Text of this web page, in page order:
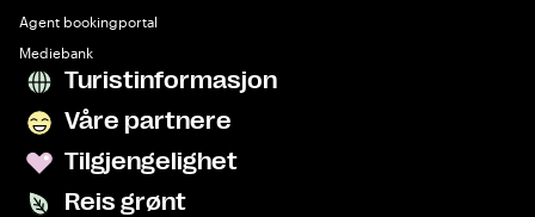
Agent bookingportal
Mediebank
Turistinformasjon
Våre partnere
Tilgjengelighet
Reis grønt